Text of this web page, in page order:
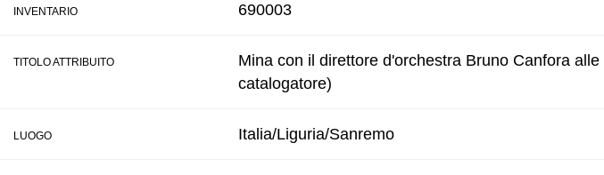
INVENTARIO 690003
TITOLO ATTRIBUITO
Mina con il direttore d'orchestra Bruno Canfora
catalogatore)
LUOGO Italia/Liguria/Sanremo